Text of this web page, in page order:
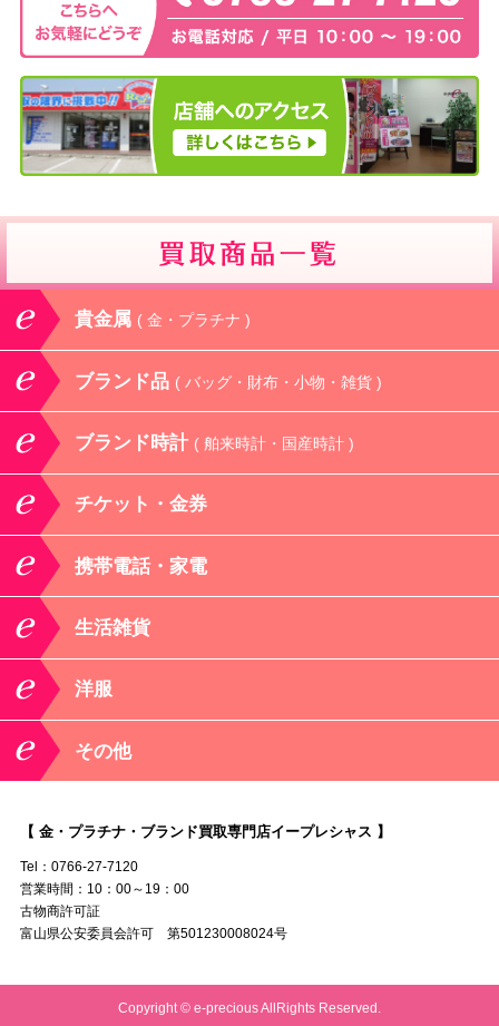
貴金属 ( 金・プラチナ )
ブランド品 ( バッグ・財布・小物・雑貨 )
ブランド時計 ( 舶来時計・国産時計 )
チケット・金券
携帯電話・家電
生活雑貨
洋服
その他
【 金・プラチナ・ブランド買取専門店イープレシャス 】
Tel：0766-27-7120
営業時間：10：00～19：00
古物商許可証
富山県公安委員会許可 第501230008024号
Copyright © e-precious AllRights Reserved.